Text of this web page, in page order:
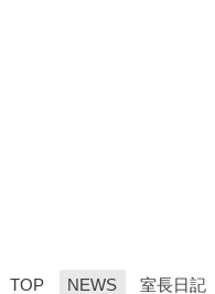
TOP NEWS 室長日記